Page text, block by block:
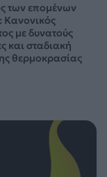
των επομένων
Κανονικός
με δυνατούς
και σταδιακή
θερμοκρασίας